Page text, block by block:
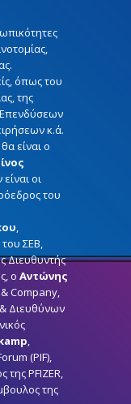
όπως του
της
κ.ά.
είναι ο
οι
του
,
ΣΕΒ,
Διευθυντής
ο Αντώνης
Company,
Διευθύνων
,
(PIF),
PFIZER,
της